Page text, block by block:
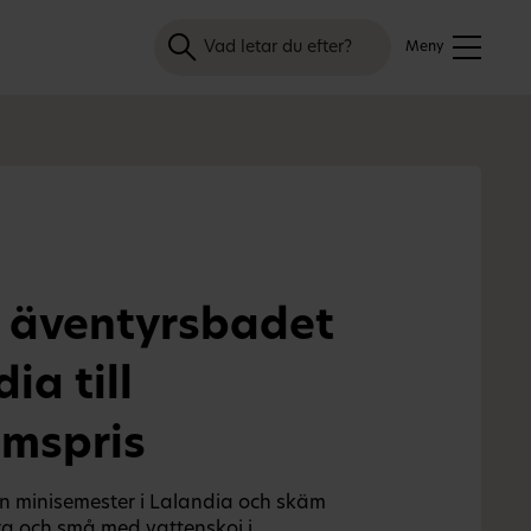
Meny
Sök
äventyrsbadet
till
minisemester i Lalandia och skäm